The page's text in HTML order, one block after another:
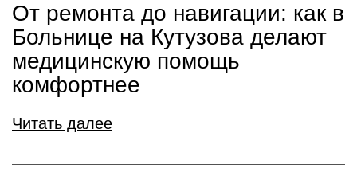
От ремонта до навигации: как в
Больнице на Кутузова делают
медицинскую помощь
комфортнее
Читать далее